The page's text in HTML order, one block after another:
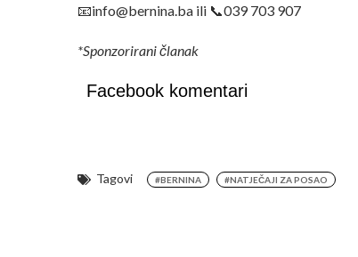
📧info@bernina.ba ili 📞039 703 907
*Sponzorirani članak
Facebook komentari
Tagovi #BERNINA #NATJEČAJI ZA POSAO